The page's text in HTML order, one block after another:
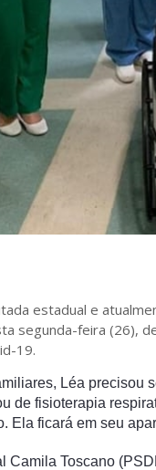
estadual e
segunda-feira (26),
19.
Léa precisou
de fisioterapia
Ela ficará em seu
Camila Toscano